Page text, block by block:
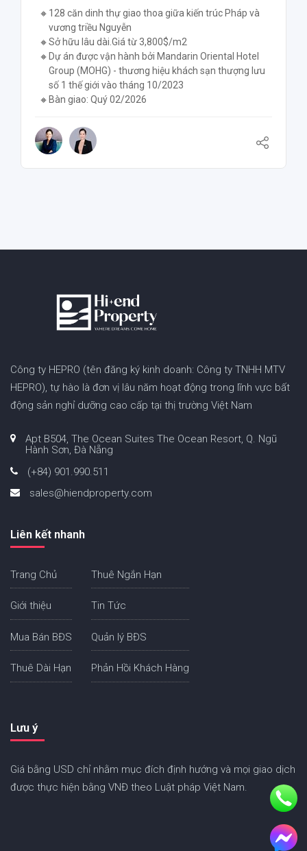
128 căn dinh thự giao thoa giữa kiến trúc Pháp và
vương triều Nguyễn
Sở hữu lâu dài.Giá từ 3,800$/m2
Dự án được vận hành bởi Mandarin Oriental Hotel
Group (MOHG) - thương hiệu khách sạn thượng lưu
số 1 thế giới vào tháng 10/2023
Bàn giao: Quý 02/2026
Công ty HEPRO (tên đăng ký kinh doanh: Công ty TNHH MTV
HEPRO), tự hào là đơn vị lâu năm hoạt động trong lĩnh vực bất
động sản nghỉ dưỡng cao cấp tại thị trường Việt Nam
Apt B504, The Ocean Suites The Ocean Resort, Q. Ngũ
Hành Sơn, Đà Nẵng
(+84) 901.990.511
sales@hiendproperty.com
Liên kết nhanh
Trang Chủ
Giới thiệu
Mua Bán BĐS
Thuê Dài Hạn
Thuê Ngắn Hạn
Tin Tức
Quản lý BĐS
Phản Hồi Khách Hàng
Lưu ý
Giá bằng USD chỉ nhằm mục đích định hướng và mọi giao dịch
được thực hiện bằng VNĐ theo Luật pháp Việt Nam.